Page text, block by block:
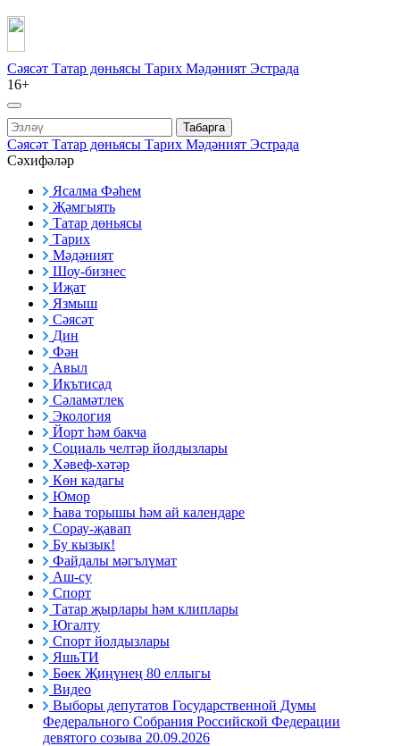
Сәясәт Татар дөньясы Тарих Мәдәният Эстрада
16+
Табарга
Сәясәт Татар дөньясы Тарих Мәдәният Эстрада
Сәхифәләр
Ясалма Фәһем
Җәмгыять
Татар дөньясы
Тарих
Мәдәният
Шоу-бизнес
Иҗат
Язмыш
Сәясәт
Дин
Фән
Авыл
Икътисад
Сәламәтлек
Экология
Йорт һәм бакча
Социаль челтәр йолдызлары
Хәвеф-хәтәр
Көн кадагы
Юмор
Һава торышы һәм ай календаре
Сорау-җавап
Бу кызык!
Файдалы мәгълүмат
Аш-су
Спорт
Татар җырлары һәм клиплары
Югалту
Спорт йолдызлары
ЯшьТИ
Бөек Җиңүнең 80 еллыгы
Видео
Выборы депутатов Государственной Думы
Федерального Собрания Российской Федерации
девятого созыва 20.09.2026